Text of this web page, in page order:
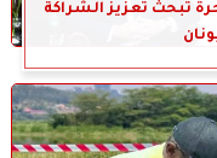
تبحث تعزيز الشراكة